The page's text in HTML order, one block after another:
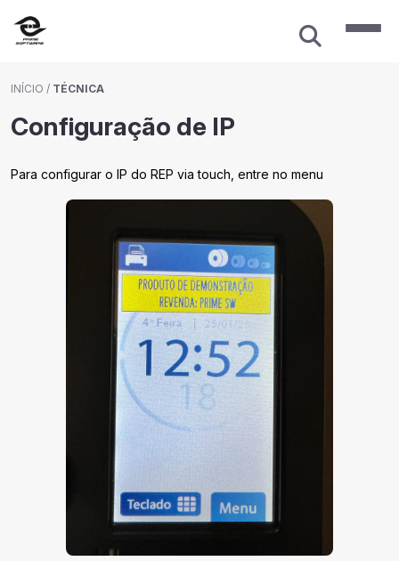
INÍCIO / TÉCNICA
Configuração de IP
Para configurar o IP do REP via touch, entre no menu